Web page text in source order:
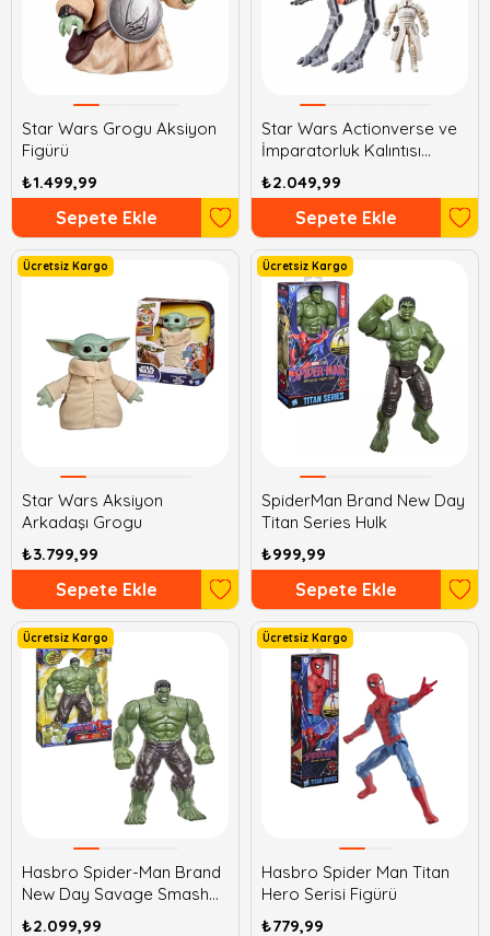
Star Wars Grogu Aksiyon
Figürü
₺1.499,99
Sepete Ekle
Star Wars Actionverse ve
İmparatorluk Kalıntısı
Sürücüsü
₺2.049,99
Sepete Ekle
Star Wars Aksiyon
Arkadaşı Grogu
₺3.799,99
Ücretsiz Kargo
Sepete Ekle
SpiderMan Brand New Day
Titan Series Hulk
₺999,99
Ücretsiz Kargo
Sepete Ekle
Hasbro Spider-Man Brand
New Day Savage Smash
Hulk Figürü
₺2.099,99
Ücretsiz Kargo
Hasbro Spider Man Titan
Hero Serisi Figürü
₺779,99
Ücretsiz Kargo